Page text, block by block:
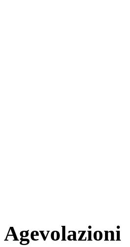
Agevolazioni